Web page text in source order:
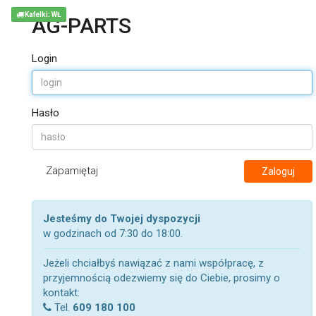
AG-PARTS
Login
Hasło
Zapamiętaj Zaloguj
Jesteśmy do Twojej dyspozycji
w godzinach od 7:30 do 18:00.
Jeżeli chciałbyś nawiązać z nami współpracę, z
przyjemnością odezwiemy się do Ciebie, prosimy o
kontakt:
Tel. 609 180 100
Kafelki: WŁ